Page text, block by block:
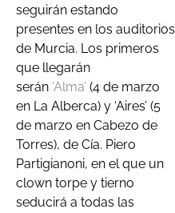
seguirán estando
presentes en los auditorios
de Murcia. Los primeros
que llegarán
serán ‘Alma’ (4 de marzo
en La Alberca) y ‘Aires’ (5
de marzo en Cabezo de
Torres), de Cía. Piero
Partigianoni, en el que un
clown torpe y tierno
seducirá a todas las